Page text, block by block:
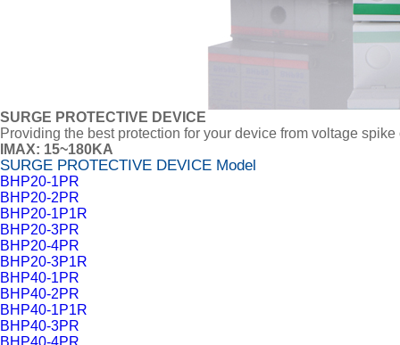
SURGE PROTECTIVE DEVICE
Providing the best protection for your device from voltage spike
IMAX: 15~180KA
SURGE PROTECTIVE DEVICE Model
BHP20-1PR
BHP20-2PR
BHP20-1P1R
BHP20-3PR
BHP20-4PR
BHP20-3P1R
BHP40-1PR
BHP40-2PR
BHP40-1P1R
BHP40-3PR
BHP40-4PR